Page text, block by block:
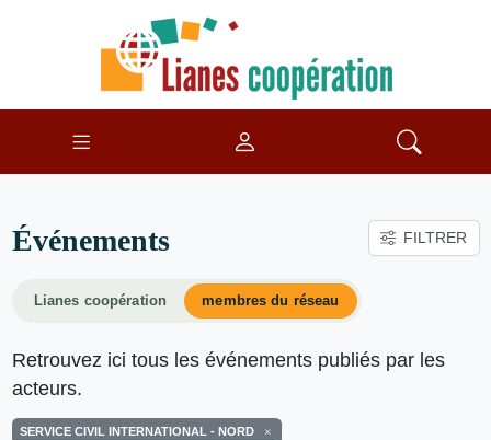
Événements FILTRER
Lianes coopération membres du réseau
Retrouvez ici tous les événements publiés par les
acteurs.
SERVICE CIVIL INTERNATIONAL - NORD